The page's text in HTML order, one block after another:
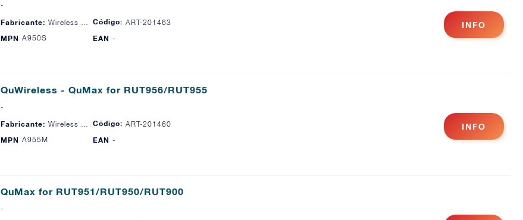
-
Fabricante:
Código: ART-201463
MPN A950S EAN -
INFO
QuWireless - QuMax for RUT956/RUT955
-
Fabricante:
Código: ART-201460
MPN A955M EAN -
INFO
QuMax for RUT951/RUT950/RUT900
-